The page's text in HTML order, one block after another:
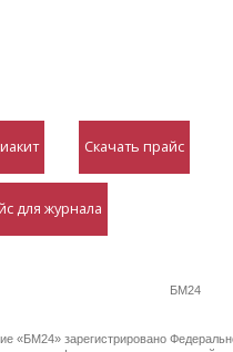
Скачать прайс
для журнала
БМ24
«БМ24» зарегистрировано